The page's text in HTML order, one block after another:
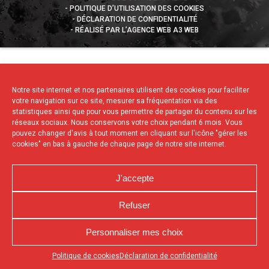
Notre site internet et nos partenaires utilisent des cookies pour faciliter
votre navigation sur ce site, mesurer sa fréquentation via des
statistiques ainsi que pour vous permettre de partager du contenu sur les
réseaux sociaux. Nous conservons votre choix pendant 6 mois. Vous
pouvez changer d'avis à tout moment en cliquant sur l'icône "gérer les
cookies" en bas à gauche de chaque page de notre site internet.
J'accepte
Refuser
Personnaliser mes choix
Politique de cookies Déclaration de confidentialité
Appuyez sur le bouton partager en bas de votre
POLITIQUE D’UTILISATION DES COOKIES
DÉCLARATION DE CONFIDENTIALITÉ
RÉALISÉ PAR L’AGENCE WEB A3 WEB